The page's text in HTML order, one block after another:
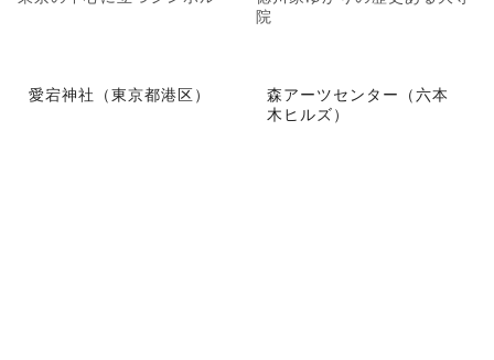
院
愛宕神社（東京都港区）
森アーツセンター（六本
木ヒルズ）